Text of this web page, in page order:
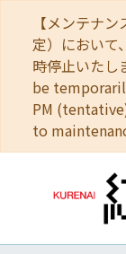
【メンテナ
定）において
時停止いた
be
PM
to